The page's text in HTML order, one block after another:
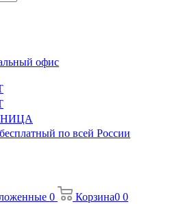
офис
по всей России
0 Корзина0 0